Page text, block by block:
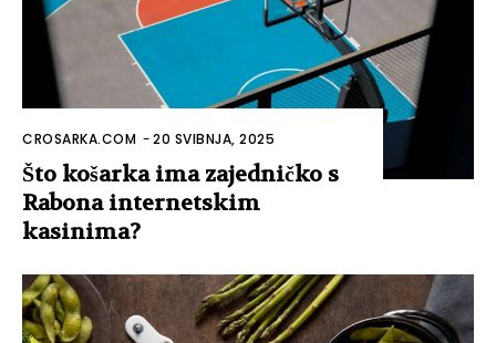
CROSARKA.COM -20 SVIBNJA, 2025
Što košarka ima zajedničko s
Rabona internetskim
kasinima?